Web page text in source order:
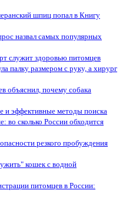
шпиц попал в Книгу
назвал самых популярных
служит здоровью питомцев
палку размером с руку, а хирург
объяснил, почему собака
и эффективные методы поиска
во сколько России обходится
резкого пробуждения
кошек с водной
питомцев в России: